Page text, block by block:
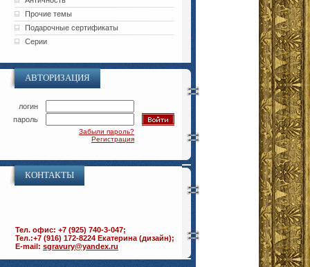
Прочие темы
Подарочные сертификаты
Серии
АВТОРИЗАЦИЯ
логин
пароль
Забыли пароль?
Регистрация
КОНТАКТЫ
Тел. офис: +7 (925) 740-3-047;
Тел.:+7 (916) 172-8224 Екатерина (дизайн);
E-mail: sgravury@yandex.ru